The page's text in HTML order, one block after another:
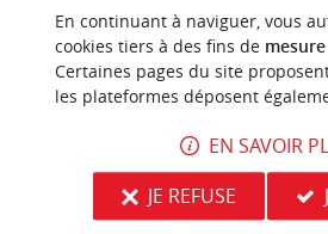
723 m - La Réole
NOUS AVONS TESTÉ
En continuant à naviguer, vous
cookies tiers à des fins de
Certaines pages du site
les plateformes déposent
EN SAVOIR
JE REFUSE